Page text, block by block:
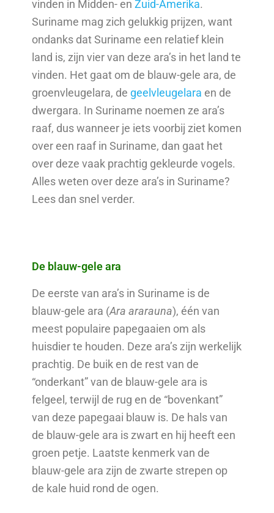
vinden in Midden- enZuid-Amerika.
Suriname mag zich gelukkig prijzen, want
ondanks dat Suriname een relatief klein
land is, zijn vier van deze ara’s in het land te
vinden. Het gaat om de blauw-gele ara, de
groenvleugelara, de geelvleugelara en de
dwergara. In Suriname noemen ze ara’s
raaf, dus wanneer je iets voorbij ziet komen
over een raaf in Suriname, dan gaat het
over deze vaak prachtig gekleurde vogels.
Alles weten over deze ara’s in Suriname?
Lees dan snel verder.
De blauw-gele ara
De eerste van ara’s in Suriname is de
blauw-gele ara (Ara ararauna), één van
meest populaire papegaaien om als
huisdier te houden. Deze ara’s zijn werkelijk
prachtig. De buik en de rest van de
“onderkant” van de blauw-gele ara is
felgeel, terwijl de rug en de “bovenkant”
van deze papegaai blauw is. De hals van
de blauw-gele ara is zwart en hij heeft een
groen petje. Laatste kenmerk van de
blauw-gele ara zijn de zwarte strepen op
de kale huid rond de ogen.